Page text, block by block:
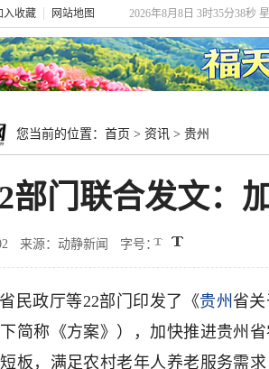
入收藏 网站地图 2026年8月8日 3时35分38秒
您当前的位置： 首页 > 资讯 > 贵州
部门联合发文：
来源：动静新闻 字号：
民政厅等22部门印发了《贵州 省
简称《方案》），加快推进贵州
板，满足农村老年人养老服务需